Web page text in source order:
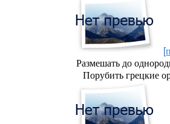
Размешать до
Порубить грецкие